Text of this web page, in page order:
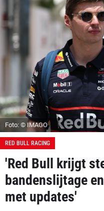
Foto: © IMAGO
RED BULL RACING
'Red Bull krijgt
bandenslijtage
met updates'